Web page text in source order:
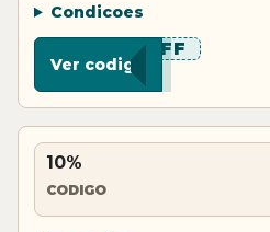
Condicoes
***OFF
Ver codigo
10%
CODIGO